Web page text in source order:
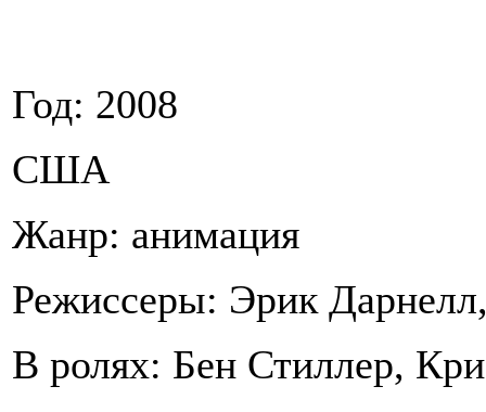
Год: 2008
США
Жанр: анимация
Режиссеры: Эрик
В ролях: Бен Стиллер,